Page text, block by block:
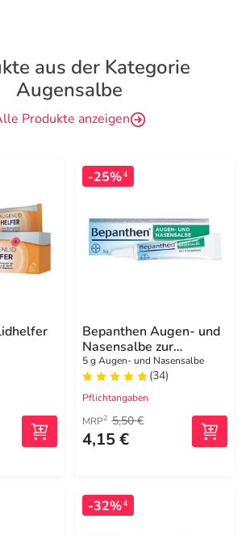
aus der Kategorie
Augensalbe
Produkte anzeigen
-25%4
Bepanthen Augen- und
Nasensalbe zur
Förderung der
Wundheilung
5 g Augen- und Nasensalbe
(34)
Pflichtangaben
MRP2 5,50 €
4,15 €
-32%4